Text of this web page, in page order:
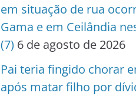
em situação de rua
Gama e em Ceilândia
(7) 6 de agosto de 2026
Pai teria fingido chorar
após matar filho por